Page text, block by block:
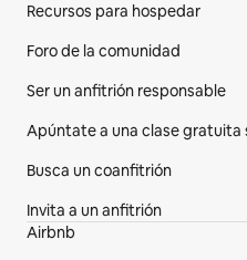
Recursos para hospedar
Foro de la comunidad
Ser un anfitrión responsable
Apúntate a una clase gratuita
Busca un coanfitrión
Invita a un anfitrión
Airbnb